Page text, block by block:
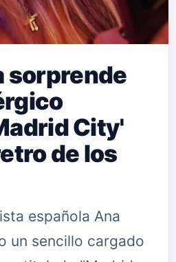
sorprende
City'
de los
española Ana
un sencillo cargado